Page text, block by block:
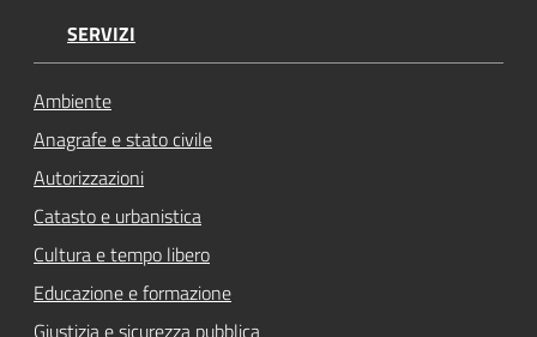
SERVIZI
Ambiente
Anagrafe e stato civile
Autorizzazioni
Catasto e urbanistica
Cultura e tempo libero
Educazione e formazione
Giustizia e sicurezza pubblica